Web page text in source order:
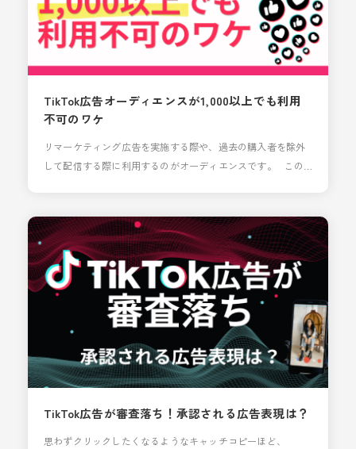
TikTok広告オーディエンスが1,000以上でも利用
不可のワケ
リマーケティング広告を実施する際や、過去の購入者を除外
して配信する際に利用するのがオーディエンスです。 この
は」と思っている方も多いかもしれません。 カスタムオーデ
ィエンスに1,000人以上のマッチするユーザーが存在する必要
があります TikTok広告ヘ
TikTok広告が審査落ち！承認される広告表現は？
思わずクリックしたくなるようなキャッチコピーほど、